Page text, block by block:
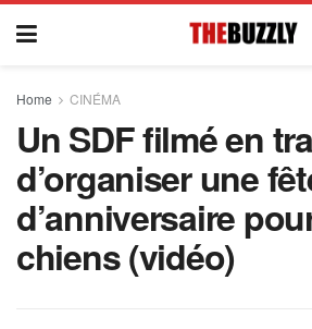
Home CINÉMA
Un SDF filmé en
d’organiser une
d’anniversaire
chiens (vidéo)